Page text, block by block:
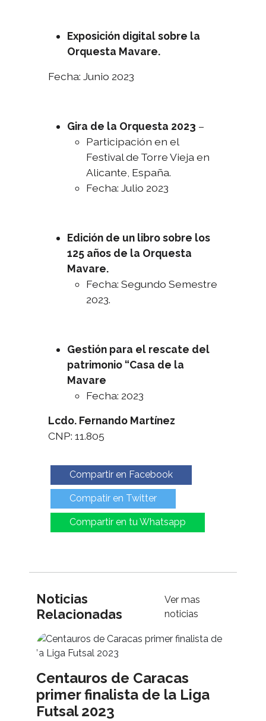
Exposición digital sobre la
Orquesta Mavare.
Fecha: Junio 2023
Gira de la Orquesta 2023 –
Participación en el
Festival de Torre Vieja en
Alicante, España.
Fecha: Julio 2023
Edición de un libro sobre los
125 años de la Orquesta
Mavare.
Fecha: Segundo Semestre
2023.
Gestión para el rescate del
patrimonio “Casa de la
Mavare
Fecha: 2023
Lcdo. Fernando Martínez
CNP: 11.805
Compartir en Facebook
Compatir en Twitter
Compartir en tu Whatsapp
Noticias
Relacionadas
Ver mas
noticias
Centauros de Caracas
primer finalista de la Liga
Futsal 2023